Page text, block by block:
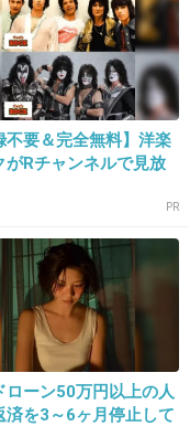
？」「絶対柏木
田（麻里子）の
ねぇ・・・
-8
不要＆完全無料】洋楽
がRチャンネルで見放
PR
ローン50万円以上の人
済を3～6ヶ月停止して